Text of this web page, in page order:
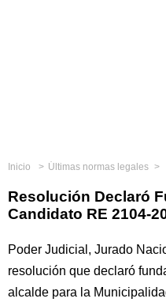
Inicio Últimas normas legales
Resolución Declaró
Candidato RE 2104-
Poder Judicial, Jurado
resolución que declaró
alcalde para la